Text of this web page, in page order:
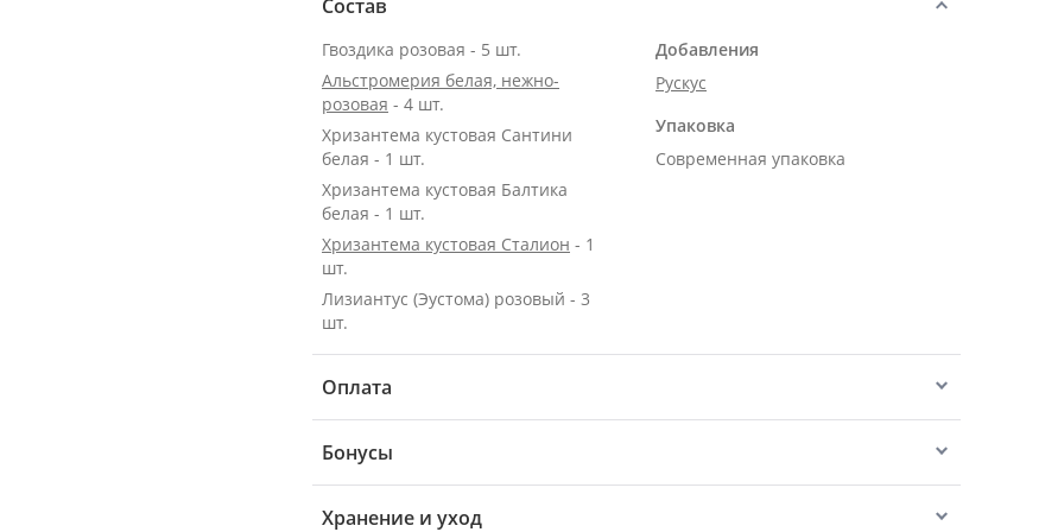
Состав
Гвоздика розовая - 5 шт.
Альстромерия белая, нежно-
розовая - 4 шт.
Хризантема кустовая Сантини
белая - 1 шт.
Хризантема кустовая Балтика
белая - 1 шт.
Хризантема кустовая Сталион - 1
шт.
Лизиантус (Эустома) розовый - 3
шт.
Добавления
Рускус
Упаковка
Современная упаковка
Оплата
Бонусы
Хранение и уход